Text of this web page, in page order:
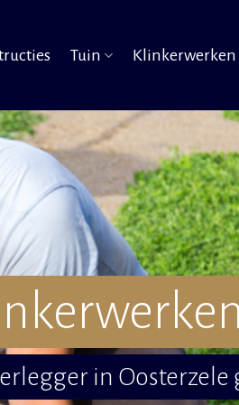
Tuin Klinkerwerken
in Oosterzele